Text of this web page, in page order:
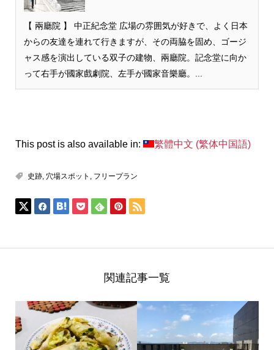
【 兩廳院 】 中正紀念堂 広場の雰囲気が好きで、よく日本
からの友達を連れて行きますが、その両脇を固め、ゴージ
ャス感を演出している双子の建物、兩廳院。記念堂に向か
って右手が國家戲劇院、左手が國家音樂廳。...
This post is also available in: 繁體中文 (繁体中国語)
史跡, 穴場スポット , フリープラン
関連記事一覧